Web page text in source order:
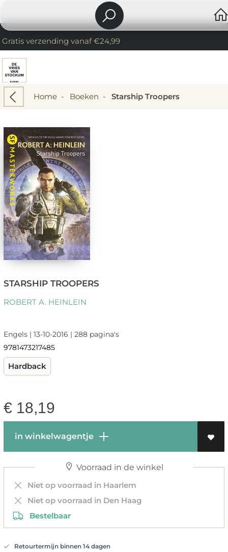
Gratis verzending vanaf €24,99
Home- Boeken - Starship Troopers
STARSHIP TROOPERS
ROBERT A. HEINLEIN
Engels | 13-10-2016 | 288 pagina's
9781473217485
Hardback
€ 18,19
in winkelwagentje
Voorraad in de winkel
Niet op voorraad in Haarlem
Niet op voorraad in Den Haag
Bestelbaar
Retourtermijn binnen 14 dagen